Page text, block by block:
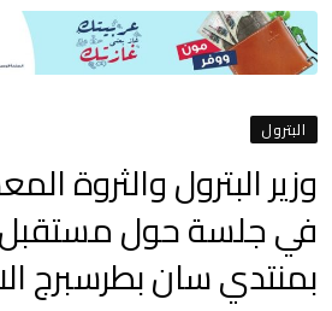
البترول
وزير البترول والثروة
في جلسة حول مستقبل
بمنتدي سان بطرسبرج